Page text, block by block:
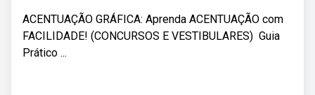
ACENTUAÇÃO GRÁFICA: Aprenda ACENTUAÇÃO com
FACILIDADE! (CONCURSOS E VESTIBULARES) ‍ Guia
Prático ...